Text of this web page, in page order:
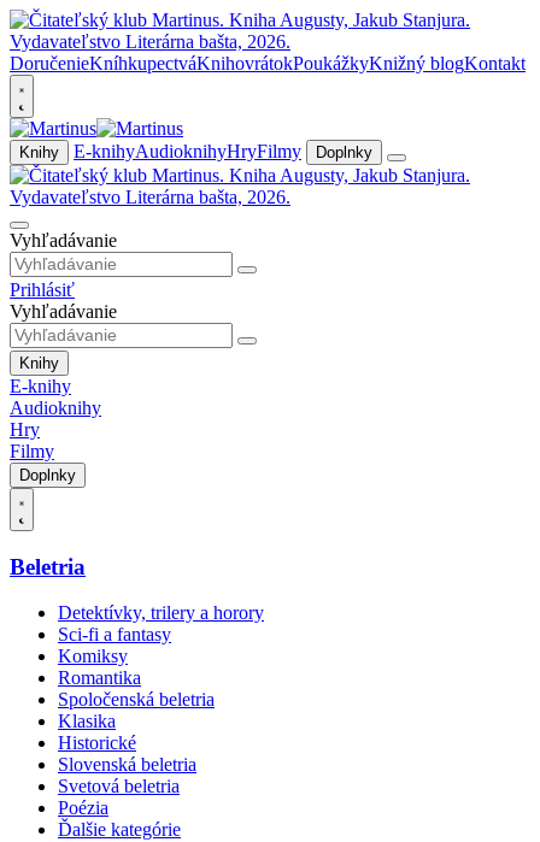
DoručenieKníhkupectváKnihovrátokPoukážkyKnižný blogKontakt
Knihy E-knihyAudioknihyHryFilmy Doplnky
Vyhľadávanie
Prihlásiť
Vyhľadávanie
Knihy
E-knihy
Audioknihy
Hry
Filmy
Doplnky
Beletria
Detektívky, trilery a horory
Sci-fi a fantasy
Komiksy
Romantika
Spoločenská beletria
Klasika
Historické
Slovenská beletria
Svetová beletria
Poézia
Ďalšie kategórie